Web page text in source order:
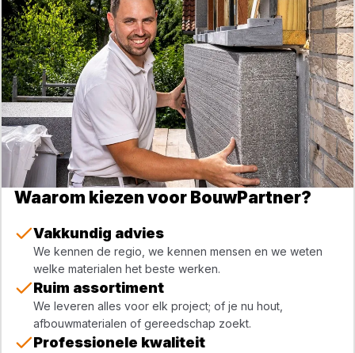
Waarom kiezen voor BouwPartner?
Vakkundig advies
We kennen de regio, we kennen mensen en we weten
welke materialen het beste werken.
Ruim assortiment
We leveren alles voor elk project; of je nu hout,
afbouwmaterialen of gereedschap zoekt.
Professionele kwaliteit